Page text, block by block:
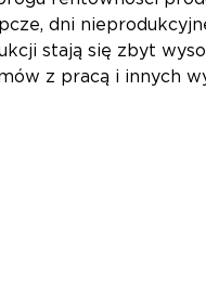
dni
stają się zbyt
z pracą i innych